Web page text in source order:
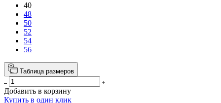
40
48
50
52
54
56
Таблица размеров
Добавить в корзину
Купить в один клик